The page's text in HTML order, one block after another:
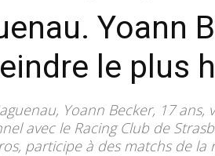
Yoann
le plus
Yoann Becker, 17
avec le Racing Club de
participe à des matchs de